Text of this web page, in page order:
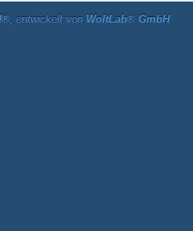
, entwickelt von WoltLab® GmbH